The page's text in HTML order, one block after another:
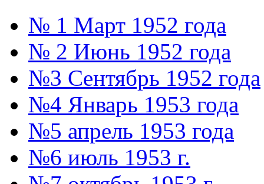
№ 1 Март 1952 года
№ 2 Июнь 1952 года
№3 Сентябрь 1952 года
№4 Январь 1953 года
№5 апрель 1953 года
№6 июль 1953 г.